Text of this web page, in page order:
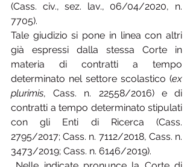
(Cass. civ., sez. lav., 06/04/2020, n.
7705).
Tale giudizio si pone in linea con altri
già espressi dalla stessa Corte in
materia di contratti a tempo
determinato nel settore scolastico (ex
plurimis, Cass. n. 22558/2016) e di
contratti a tempo determinato stipulati
con gli Enti di Ricerca (Cass.
2795/2017; Cass. n. 7112/2018, Cass. n.
3473/2019; Cass. n. 6146/2019).